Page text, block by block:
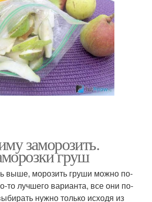
заморозить.
груш
выше, морозить груши можно по-
то лучшего варианта, все они по-
нужно только исходя из